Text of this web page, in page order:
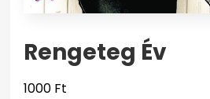
Rengeteg Év
1000 Ft